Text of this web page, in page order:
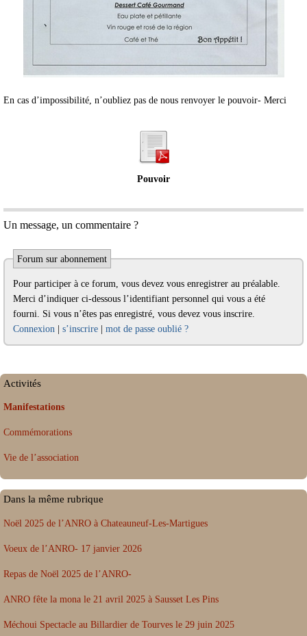
En cas d’impossibilité, n’oubliez pas de nous renvoyer le pouvoir- Merci
Pouvoir
Un message, un commentaire ?
Forum sur abonnement
Pour participer à ce forum, vous devez vous enregistrer au préalable.
Merci d’indiquer ci-dessous l’identifiant personnel qui vous a été
fourni. Si vous n’êtes pas enregistré, vous devez vous inscrire.
Connexion | s’inscrire | mot de passe oublié ?
Activités
Manifestations
Commémorations
Vie de l’association
Dans la même rubrique
Noël 2025 de l’ANRO à Chateauneuf-Les-Martigues
Voeux de l’ANRO- 17 janvier 2026
Repas de Noël 2025 de l’ANRO-
ANRO fête la mona le 21 avril 2025 à Sausset Les Pins
Méchoui Spectacle au Billardier de Tourves le 29 juin 2025